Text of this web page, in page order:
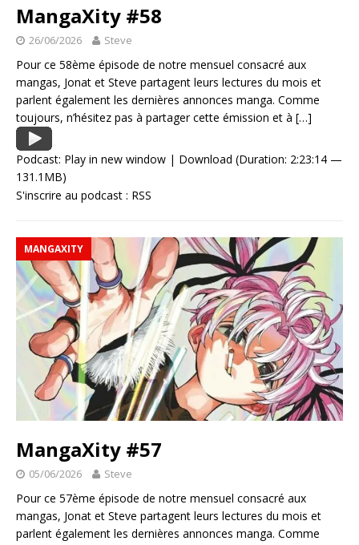
MangaXity #58
26/06/2026 Steve
Pour ce 58ème épisode de notre mensuel consacré aux
mangas, Jonat et Steve partagent leurs lectures du mois et
parlent également les dernières annonces manga. Comme
toujours, n’hésitez pas à partager cette émission et à […]
Podcast: Play in new window | Download (Duration: 2:23:14 —
131.1MB)
S'inscrire au podcast : RSS
MANGAXITY
MangaXity #57
05/06/2026 Steve
Pour ce 57ème épisode de notre mensuel consacré aux
mangas, Jonat et Steve partagent leurs lectures du mois et
parlent également les dernières annonces manga. Comme